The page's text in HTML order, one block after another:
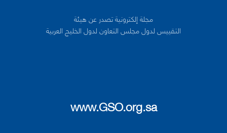
مجلة إلكترونية تصدر عن هيئة
التقييس لدول مجلس التعاون لدول الخليج العربية
www.GSO.org.sa